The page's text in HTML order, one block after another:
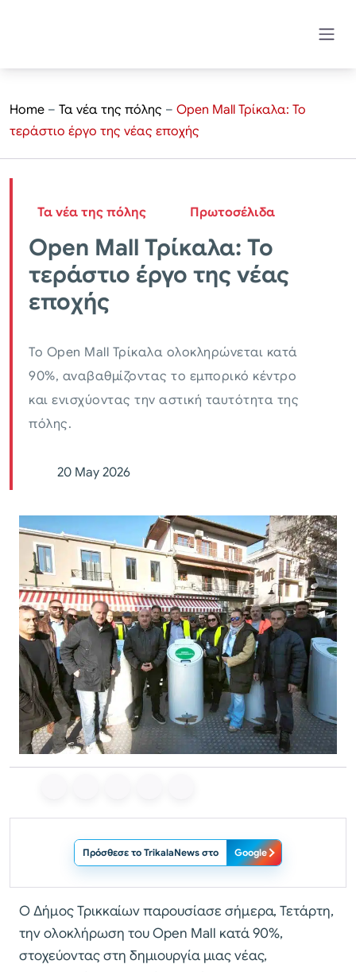
Home – Τα νέα της πόλης – Open Mall Τρίκαλα: Το
τεράστιο έργο της νέας εποχής
Τα νέα της πόλης Πρωτοσέλιδα
Open Mall Τρίκαλα: Το
τεράστιο έργο της νέας
εποχής
Το Open Mall Τρίκαλα ολοκληρώνεται κατά
90%, αναβαθμίζοντας το εμπορικό κέντρο
και ενισχύοντας την αστική ταυτότητα της
πόλης.
20 May 2026
Πρόσθεσε το TrikalaNews στο Google
Ο Δήμος Τρικκαίων παρουσίασε σήμερα, Τετάρτη,
την ολοκλήρωση του Open Mall κατά 90%,
στοχεύοντας στη δημιουργία μιας νέας,